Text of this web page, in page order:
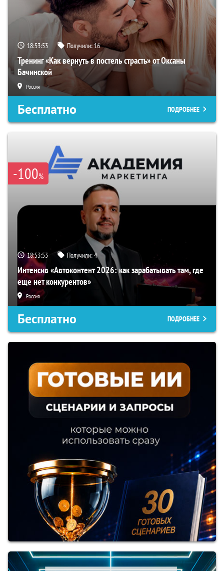
18:53:52 Получили:16
Тренинг «Как вернуть в постель страсть» от Оксаны
Бачинской
Россия
Бесплатно ПОДРОБНЕЕ
-100%
18:53:52 Получили:4
Интенсив «Автоконтент 2026: как зарабатывать там, где
еще нет конкурентов»
Россия
Бесплатно ПОДРОБНЕЕ